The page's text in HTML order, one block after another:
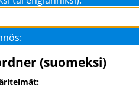
(suomeksi)